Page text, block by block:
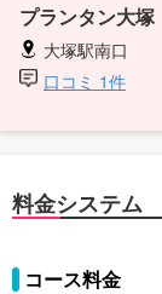
プランタン大塚
大塚駅南口
口コミ 1件
料金システム
コース料金